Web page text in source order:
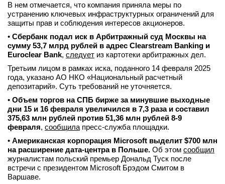
В нем отмечается, что компания приняла меры по
устранению ключевых инфраструктурных ограничений для
защиты прав и соблюдения интересов акционеров.
• Сбербанк подал иск в Арбитражный суд Москвы на
сумму 53,7 млрд рублей в адрес Clearstream Banking и
Euroclear Bank, следует из картотеки арбитражных дел.
Третьим лицом в рамках иска, поданного 14 февраля 2025
года, указано АО НКО «Национальный расчетный
депозитарий». Суть требований не уточняется.
• Объем торгов на СПБ бирже за минувшие выходные
дни 15 и 16 февраля увеличился в 7,3 раза и составил
375,63 млн рублей против 51,36 млн рублей 8-9
февраля, сообщила пресс-служба площадки.
• Американская корпорация Microsoft выделит $700 млн
на расширение дата-центра в Польше. Об этом сообщил
журналистам польский премьер Дональд Туск после
встречи с президентом Microsoft Брэдом Смитом в
Варшаве.